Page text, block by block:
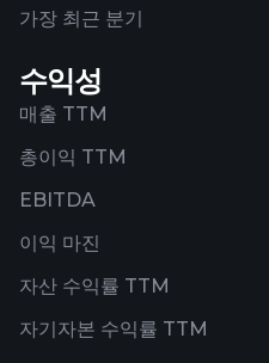
가장 최근 분기
수익성
매출 TTM
총이익 TTM
EBITDA
이익 마진
자산 수익률 TTM
자기자본 수익률 TTM